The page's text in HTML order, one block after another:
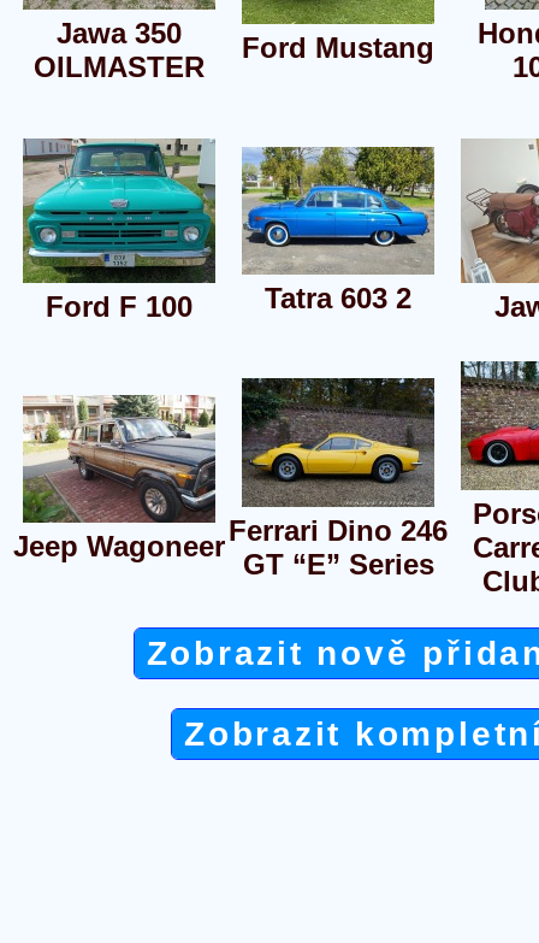
Jawa 350
OILMASTER
Ford Mustang
Ford F 100 Tatra 603 2
Jeep WagoneerFerrari Dino 246
GT “E” Series
Zobrazit nově
Zobrazit